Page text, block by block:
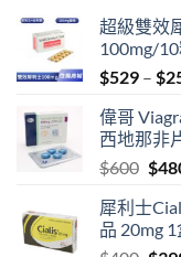
超級雙效
100mg/
$529 – $
偉哥
西地那非
$600
was:
$
犀利士
品 20mg